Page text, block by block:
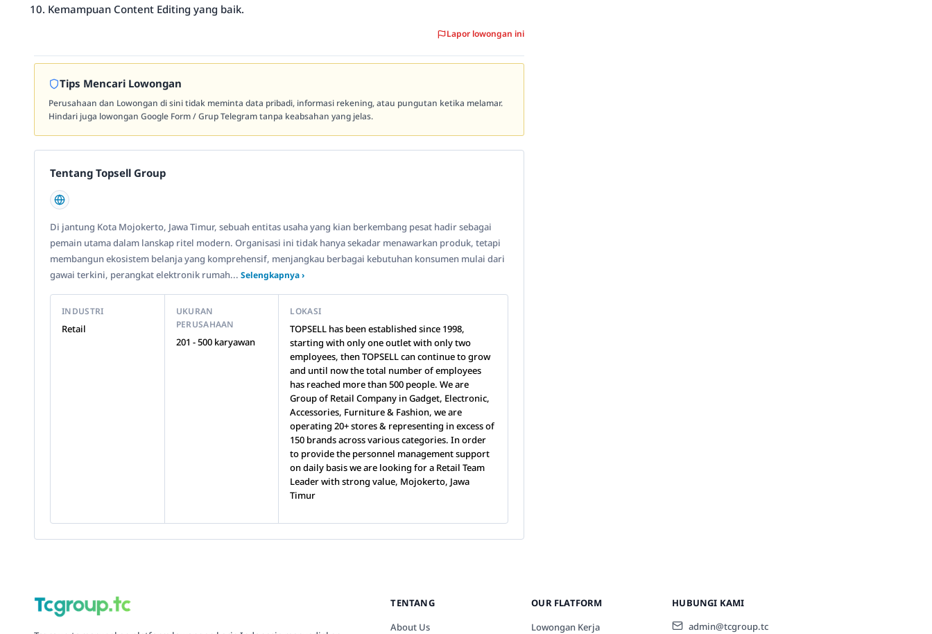
Kemampuan Content Editing yang baik.
Lapor lowongan ini
Tips Mencari Lowongan
Perusahaan dan Lowongan di sini tidak meminta data pribadi, informasi rekening, atau pungutan ketika melamar.
Hindari juga lowongan Google Form / Grup Telegram tanpa keabsahan yang jelas.
Tentang Topsell Group
Di jantung Kota Mojokerto, Jawa Timur, sebuah entitas usaha yang kian berkembang pesat hadir sebagai
pemain utama dalam lanskap ritel modern. Organisasi ini tidak hanya sekadar menawarkan produk, tetapi
membangun ekosistem belanja yang komprehensif, menjangkau berbagai kebutuhan konsumen mulai dari
gawai terkini, perangkat elektronik rumah... Selengkapnya ›
INDUSTRI
Retail
UKURAN
PERUSAHAAN
201 - 500 karyawan
LOKASI
TOPSELL has been established since 1998,
starting with only one outlet with only two
employees, then TOPSELL can continue to grow
and until now the total number of employees
has reached more than 500 people. We are
Group of Retail Company in Gadget, Electronic,
Accessories, Furniture & Fashion, we are
operating 20+ stores & representing in excess of
150 brands across various categories. In order
to provide the personnel management support
on daily basis we are looking for a Retail Team
Leader with strong value, Mojokerto, Jawa
Timur
TENTANG
About Us
OUR FLATFORM
Lowongan Kerja
HUBUNGI KAMI
admin@tcgroup.tc